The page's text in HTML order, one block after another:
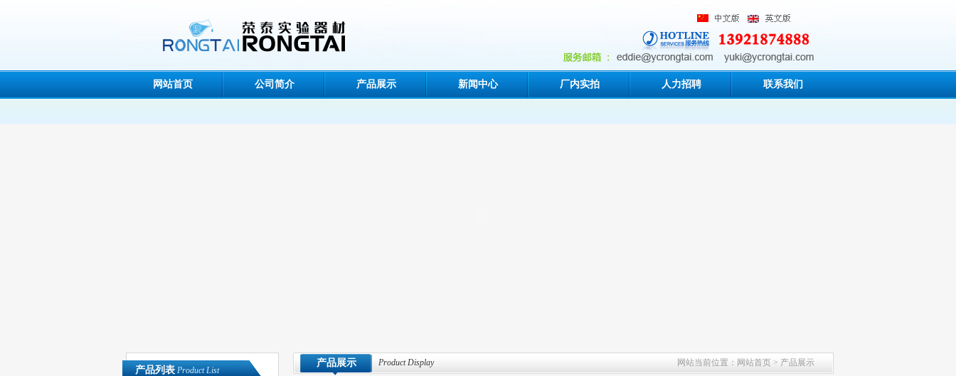
网站首页 公司简介 产品展示 新闻中心 厂内实拍 人力招聘 联系我们
产品列表 Product List
产品展示 Product Display 网站当前位置：网站首页 > 产品展示